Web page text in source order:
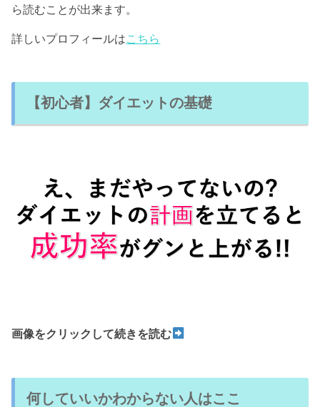
ら読むことが出来ます。
詳しいプロフィールは こちら
【初心者】ダイエットの基礎
画像をクリックして続きを読む
何していいかわからない人はここ